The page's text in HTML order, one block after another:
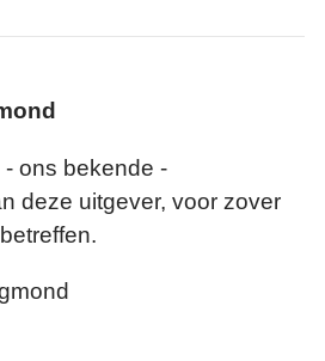
- ons bekende -
deze uitgever, voor zover